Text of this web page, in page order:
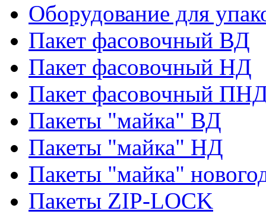
Оборудование для
Пакет фасовочный ВД
Пакет фасовочный НД
Пакет фасовочный
Пакеты "майка" ВД
Пакеты "майка" НД
Пакеты "майка"
Пакеты ZIP-LOCK